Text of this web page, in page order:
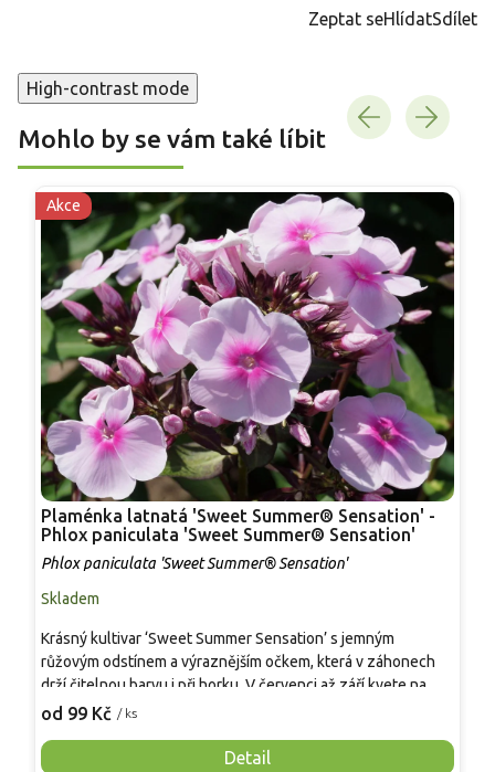
Zeptat seHlídatSdílet
High-contrast mode
Mohlo by se vám také líbit
Akce
Plaménka latnatá 'Sweet Summer® Sensation' -
Phlox paniculata 'Sweet Summer® Sensation'
Phlox paniculata 'Sweet Summer® Sensation'
Skladem
od 99 Kč / ks
Detail
Krásný kultivar ‘Sweet Summer Sensation’ s jemným
růžovým odstínem a výraznějším očkem, která v záhonech
drží čitelnou barvu i při horku. V červenci až září kvete na
stoncích vysokých zhruba 60–80 cm a vytváří hustý trs
včely a motýly a často se používají také jako květ k řezu. Pro